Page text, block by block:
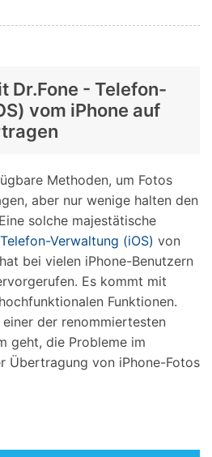
Dr.Fone - Telefon-
vom iPhone auf
Methoden, um Fotos
aber nur wenige halten den
solche majestätische
Verwaltung (iOS) von
bei vielen iPhone-Benutzern
Es kommt mit
Funktionen.
der renommiertesten
geht, die Probleme im
Übertragung von iPhone-Fotos